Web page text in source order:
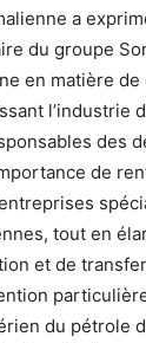
a
du groupe
en matière
l’industrie
des
de
tout en
et de
du pétrole